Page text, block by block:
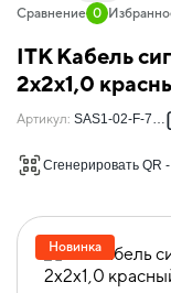
20.02
20.02.07
систем
Сравнение 0
ITK Кабель
2х2х1,0
Новинка
Артикул: SAS1-02-F-7104
Сгенерировать QR